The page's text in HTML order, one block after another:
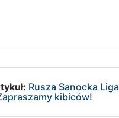
Rusza Sanocka Liga
kibiców!